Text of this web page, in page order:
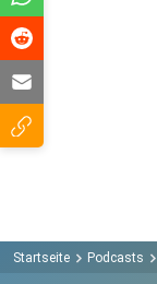
Startseite Podcasts